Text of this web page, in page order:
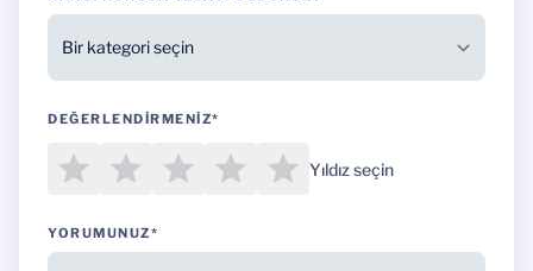
DEĞERLENDIRMENIZ*
Yıldız seçin
YORUMUNUZ*